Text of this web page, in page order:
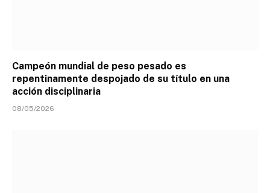
Campeón mundial de peso pesado es
repentinamente despojado de su título en una
acción disciplinaria
08/05/2026